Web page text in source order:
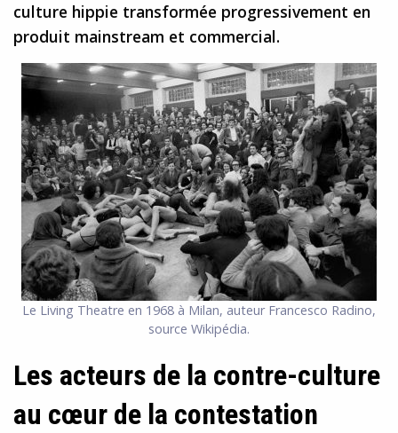
culture hippie transformée progressivement en
produit mainstream et commercial.
Le Living Theatre en 1968 à Milan, auteur Francesco Radino,
source Wikipédia.
Les acteurs de la contre-culture
au cœur de la contestation